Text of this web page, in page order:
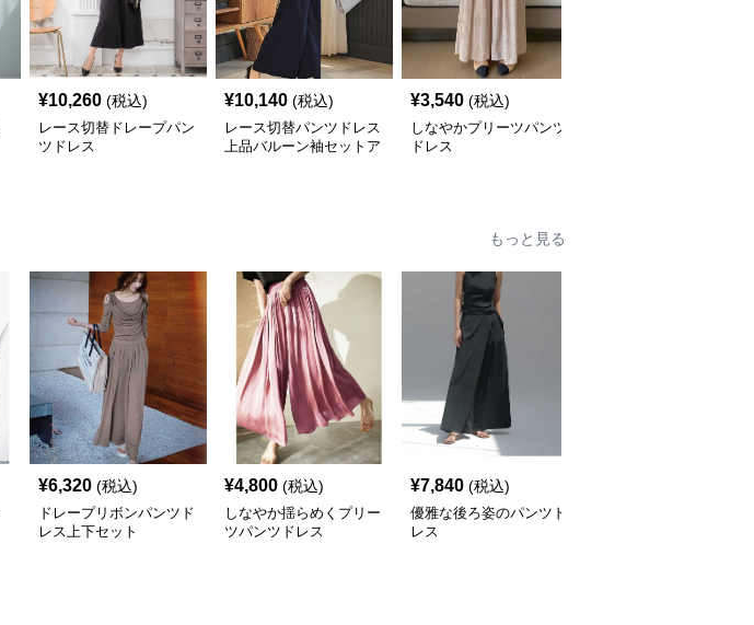
¥10,260 (税込)
レース切替ドレープパン
ツドレス
¥10,140 (税込)
レース切替パンツドレス
上品バルーン袖セットア
¥3,540 (税込)
しなやかプリーツパンツ
ドレス
もっと見る
¥6,320 (税込)
ドレープリボンパンツド
レス上下セット
¥4,800 (税込)
しなやか揺らめくプリー
ツパンツドレス
¥7,840 (税込)
優雅な後ろ姿のパンツド
レス